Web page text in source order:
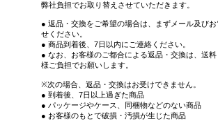
弊社負担でお取り替えさせていただきます。
● 返品・交換をご希望の場合は、まずメール及び
せください。
● 商品到着後、7日以内にご連絡ください。
● なお、お客様のご都合による返品・交換は、送
様ご負担でお願いします。
※次の場合、返品・交換はお受けできません。
● 到着後、7日以上過ぎた商品
● パッケージやケース、同梱物などのない商品
● お客様のもとで破損・汚損が生じた商品